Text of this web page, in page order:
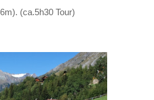
(ca.5h30 Tour)